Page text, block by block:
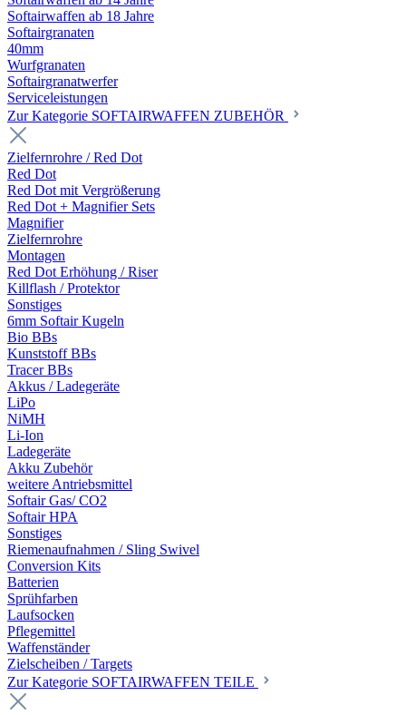
Softairwaffen ab 18 Jahre
Softairgranaten
40mm
Wurfgranaten
Softairgranatwerfer
Serviceleistungen
Zur Kategorie SOFTAIRWAFFEN ZUBEHÖR
Zielfernrohre / Red Dot
Red Dot
Red Dot mit Vergrößerung
Red Dot + Magnifier Sets
Magnifier
Zielfernrohre
Montagen
Red Dot Erhöhung / Riser
Killflash / Protektor
Sonstiges
6mm Softair Kugeln
Bio BBs
Kunststoff BBs
Tracer BBs
Akkus / Ladegeräte
LiPo
NiMH
Li-Ion
Ladegeräte
Akku Zubehör
weitere Antriebsmittel
Softair Gas/ CO2
Softair HPA
Sonstiges
Riemenaufnahmen / Sling Swivel
Conversion Kits
Batterien
Sprühfarben
Laufsocken
Pflegemittel
Waffenständer
Zielscheiben / Targets
Zur Kategorie SOFTAIRWAFFEN TEILE